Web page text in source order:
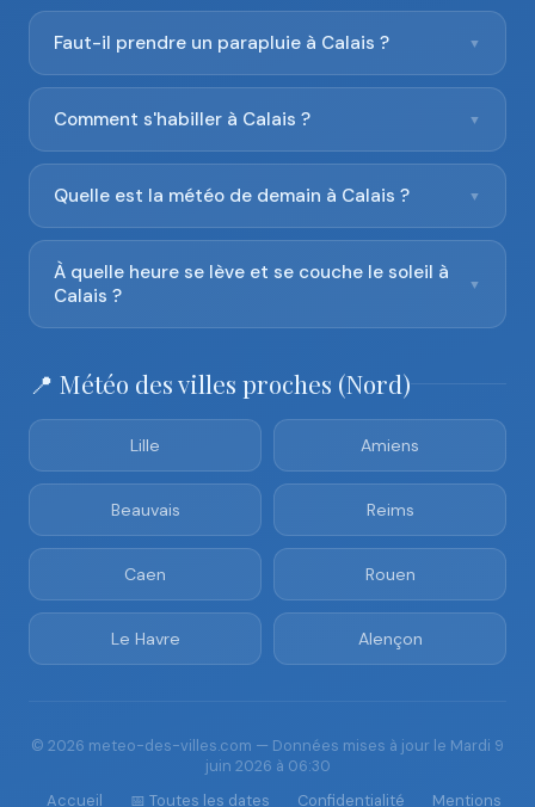
Faut-il prendre un parapluie à Calais ? ▼
Comment s'habiller à Calais ? ▼
Quelle est la météo de demain à Calais ? ▼
À quelle heure se lève et se couche le soleil à
Calais ?
▼
📍 Météo des villes proches (Nord)
Lille Amiens
Beauvais Reims
Caen Rouen
Le Havre Alençon
© 2026 meteo-des-villes.com — Données mises à jour le Mardi 9
juin 2026 à 06:30
Accueil
📅 Toutes les dates Confidentialité Mentions